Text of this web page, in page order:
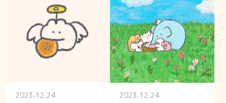
2023.12.24 2023.12.24